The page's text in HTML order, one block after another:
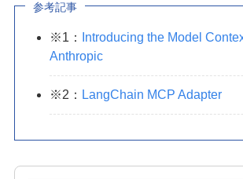
参考記事
※1：
Introducing the Model
Anthropic
※2： LangChain MCP Adapter